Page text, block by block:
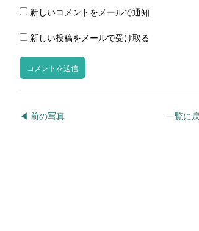
新しいコメントをメールで通知
新しい投稿をメールで受け取る
◀︎ 前の写真 一覧に